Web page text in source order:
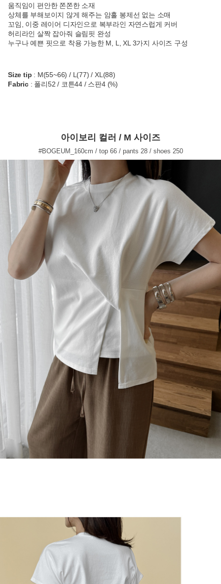
움직임이 편안한 쫀쫀한 소재
상체를 부해보이지 않게 해주는 암홀 봉제선 없는 소매
꼬임, 이중 레이어 디자인으로 복부라인 자연스럽게 커버
허리라인 살짝 잡아줘 슬림핏 완성
누구나 예쁜 핏으로 착용 가능한 M, L, XL 3가지 사이즈 구성
Size tip : M(55~66) / L(77) / XL(88)
Fabric: 폴리52 / 코튼44 / 스판4 (%)
아이보리 컬러 / M 사이즈
#BOGEUM_160cm / top 66 / pants 28 / shoes 250